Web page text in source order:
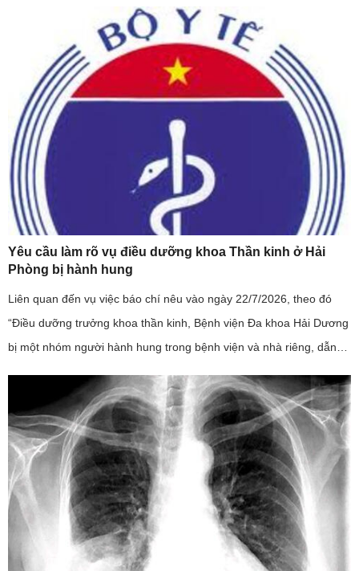
Yêu cầu làm rõ vụ điều dưỡng khoa Thần kinh ở Hải
Phòng bị hành hung
Liên quan đến vụ việc báo chí nêu vào ngày 22/7/2026, theo đó
“Điều dưỡng trưởng khoa thần kinh, Bệnh viện Đa khoa Hải Dương
bị một nhóm người hành hung trong bệnh viện và nhà riêng, dẫn